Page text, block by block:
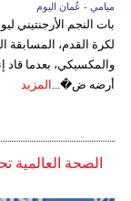
ميامي - عُمان اليوم
بات النجم الأرجنتيني
لكرة القدم، المسابقة
أرضه ض�... المزيد
الصحة